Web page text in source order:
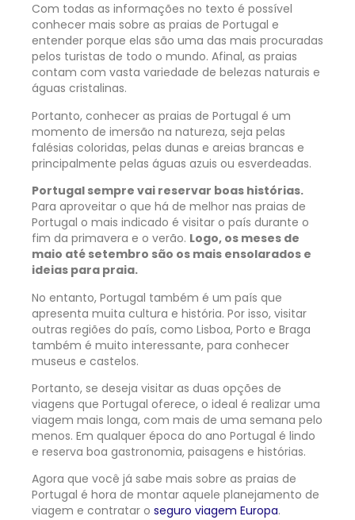
Com todas as informações no texto é possível
conhecer mais sobre as praias de Portugal e
entender porque elas são uma das mais procuradas
pelos turistas de todo o mundo. Afinal, as praias
contam com vasta variedade de belezas naturais e
águas cristalinas.
Portanto, conhecer as praias de Portugal é um
momento de imersão na natureza, seja pelas
falésias coloridas, pelas dunas e areias brancas e
principalmente pelas águas azuis ou esverdeadas.
Portugal sempre vai reservar boas histórias.
Para aproveitar o que há de melhor nas praias de
Portugal o mais indicado é visitar o país durante o
fim da primavera e o verão. Logo, os meses de
maio até setembro são os mais ensolarados e
ideias para praia.
No entanto, Portugal também é um país que
apresenta muita cultura e história. Por isso, visitar
outras regiões do país, como Lisboa, Porto e Braga
também é muito interessante, para conhecer
museus e castelos.
Portanto, se deseja visitar as duas opções de
viagens que Portugal oferece, o ideal é realizar uma
viagem mais longa, com mais de uma semana pelo
menos. Em qualquer época do ano Portugal é lindo
e reserva boa gastronomia, paisagens e histórias.
Agora que você já sabe mais sobre as praias de
Portugal é hora de montar aquele planejamento de
viagem e contratar o seguro viagem Europa.